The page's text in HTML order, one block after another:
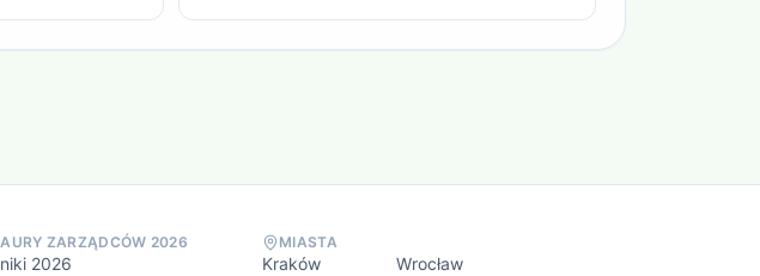
ZARZĄDCÓW 2026
2026
MIASTA
Kraków
Wrocław